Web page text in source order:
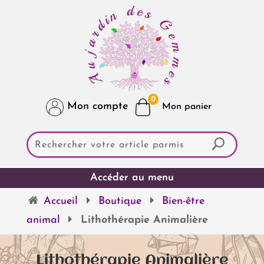
Mon compte
0
Accueil Boutique
Bien-être
animal
Lithothérapie Animalière
Lithothérapie Animalière